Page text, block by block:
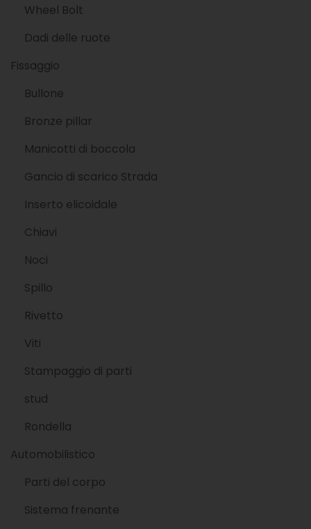
Wheel Bolt
Dadi delle ruote
Fissaggio
Bullone
Bronze pillar
Manicotti di boccola
Gancio di scarico Strada
Inserto elicoidale
Chiavi
Noci
Spillo
Rivetto
Viti
Stampaggio di parti
stud
Rondella
Automobilistico
Parti del corpo
Sistema frenante